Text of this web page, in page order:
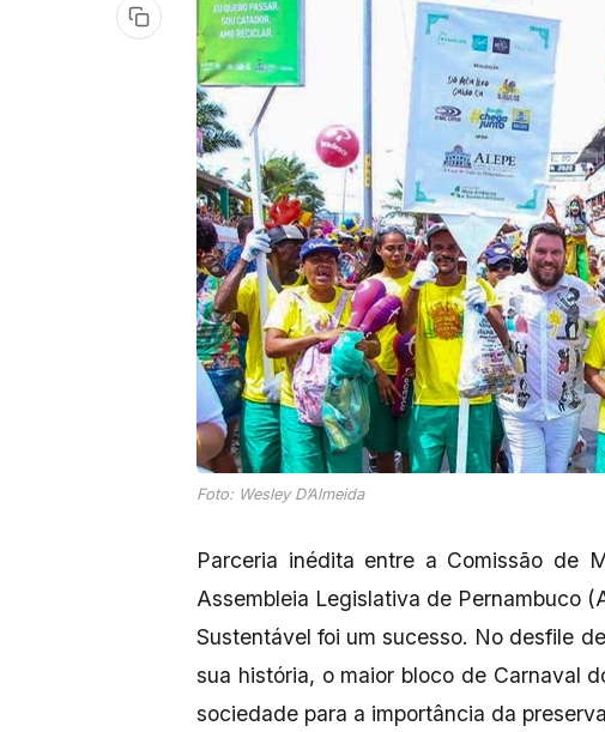
Foto: Wesley D’Almeida
Parceria inédita entre a Comissão de
Assembleia Legislativa de Pernambuco
Sustentável foi um sucesso. No desfile
sua história, o maior bloco de Carnaval
sociedade para a importância da